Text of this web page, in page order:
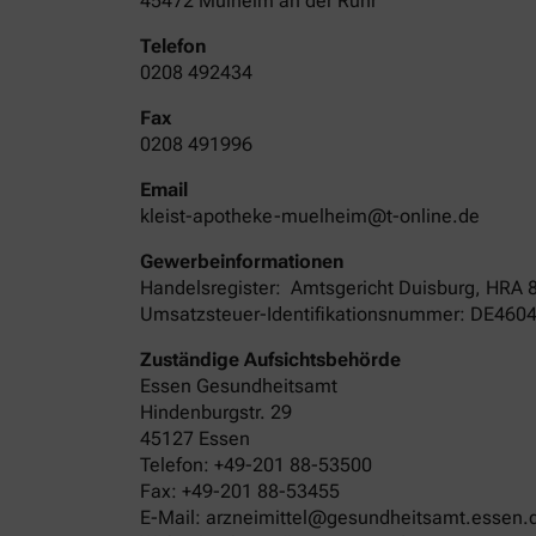
Telefon
0208 492434
Fax
0208 491996
Email
kleist-apotheke-muelheim@t-online.de
Gewerbeinformationen
Handelsregister: Amtsgericht Duisburg, HRA
Umsatzsteuer-Identifikationsnummer:
Zuständige Aufsichtsbehörde
Essen Gesundheitsamt
Hindenburgstr. 29
45127 Essen
Telefon: +49-201 88-53500
Fax: +49-201 88-53455
E-Mail: